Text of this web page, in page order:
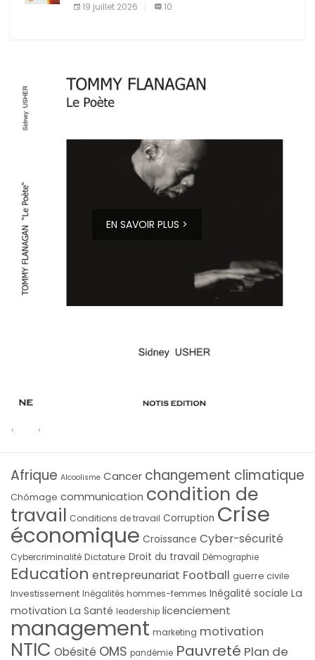
19 juillet 2026 10
EN SAVOIR PLUS >
Afrique Alcoolisme Cancer changement climatique
Chômage communication condition de
travail Conditions de travail Corruption Crise
économique Croissance Cyber-sécurité
Cybercriminalité Dictature Droit du travail Démographie
Education entrepreunariat Football guerre civile
Investissement Inégalités hommes-femmes Inégalité sociale La
motivation La Santé leadership licenciement
management marketing motivation
NTIC Obésité OMS pandémie Pauvreté Plan de